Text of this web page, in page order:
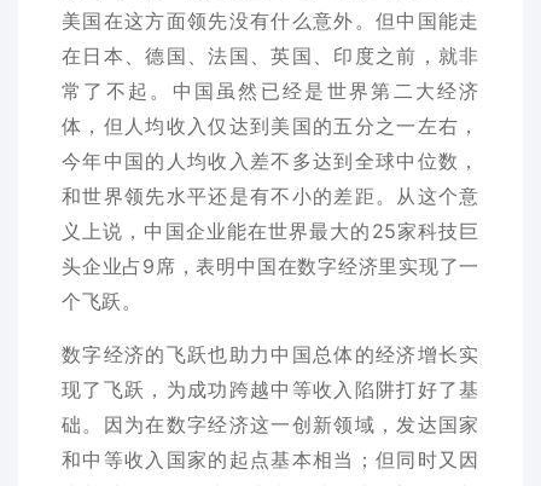
美国在这方面领先没有什么意外。但中国能走
在日本、德国、法国、英国、印度之前，就非
常了不起。中国虽然已经是世界第二大经济
体，但人均收入仅达到美国的五分之一左右，
今年中国的人均收入差不多达到全球中位数，
和世界领先水平还是有不小的差距。从这个意
义上说，中国企业能在世界最大的25家科技巨
头企业占9席，表明中国在数字经济里实现了一
个飞跃。
数字经济的飞跃也助力中国总体的经济增长实
现了飞跃，为成功跨越中等收入陷阱打好了基
础。因为在数字经济这一创新领域，发达国家
和中等收入国家的起点基本相当；但同时又因